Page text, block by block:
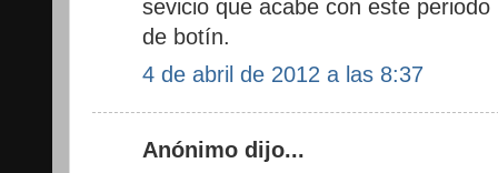
sevicio que acabe con este
de botín.
4 de abril de 2012 a las 8:37
Anónimo dijo...